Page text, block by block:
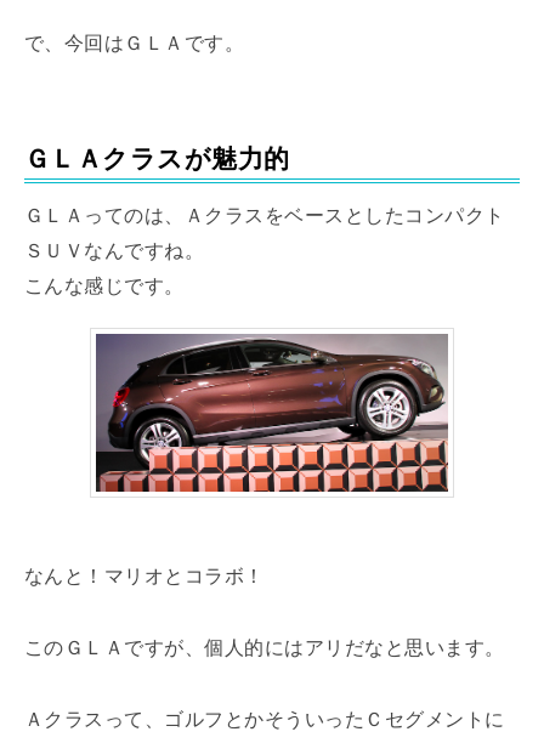
で、今回はＧＬＡです。
ＧＬＡクラスが魅力的
ＧＬＡってのは、Ａクラスをベースとしたコンパクト
ＳＵＶなんですね。
こんな感じです。
なんと！マリオとコラボ！
このＧＬＡですが、個人的にはアリだなと思います。
Ａクラスって、ゴルフとかそういったＣセグメントに